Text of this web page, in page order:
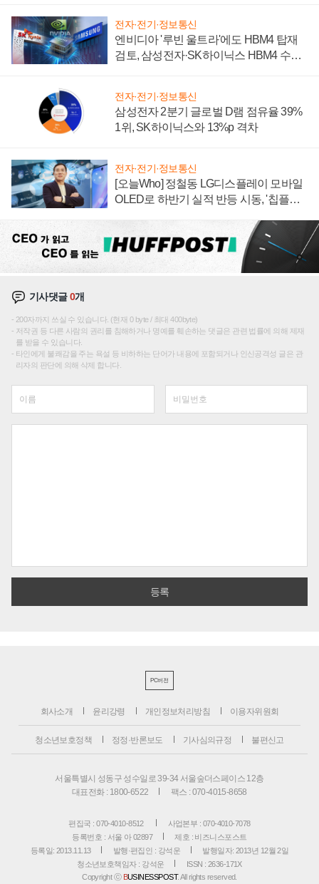
전자·전기·정보통신
엔비디아 '루빈 울트라'에도 HBM4 탑재
검토, 삼성전자·SK하이닉스 HBM4 수율
전자·전기·정보통신
삼성전자 2분기 글로벌 D램 점유율 39%
1위, SK하이닉스와 13%p 격차
전자·전기·정보통신
[오늘Who] 정철동 LG디스플레이 모바일
OLED로 하반기 실적 반등 시동, '칩플레
기사댓글0개
200자까지 쓰실 수 있습니다. (현재 0 byte / 최대 400byte)
저작권 등 다른 사람의 권리를 침해하거나 명예를 훼손하는 댓글은 관련 법률에 의해 제재
를 받을 수 있습니다.
타인에게 불쾌감을 주는 욕설 등 비하하는 단어가 내용에 포함되거나 인신공격성 글은 관
리자의 판단에 의해 삭제 합니다.
PC버전
회사소개 윤리강령 개인정보처리방침 이용자위원회
청소년보호정책 정정·반론보도 기사심의규정 불편신고
서울특별시 성동구 성수일로 39-34 서울숲더스페이스 12층
대표전화 : 1800-6522
팩스 : 070-4015-8658
편집국 : 070-4010-8512
사업본부 : 070-4010-7078
등록번호 : 서울 아 02897
제호 : 비즈니스포스트
등록일: 2013.11.13
발행·편집인 : 강석운
발행일자: 2013년 12월 2일
청소년보호책임자 : 강석운
ISSN : 2636-171X
Copyright ⓒ BUSINESSPOST. All rights reserved.